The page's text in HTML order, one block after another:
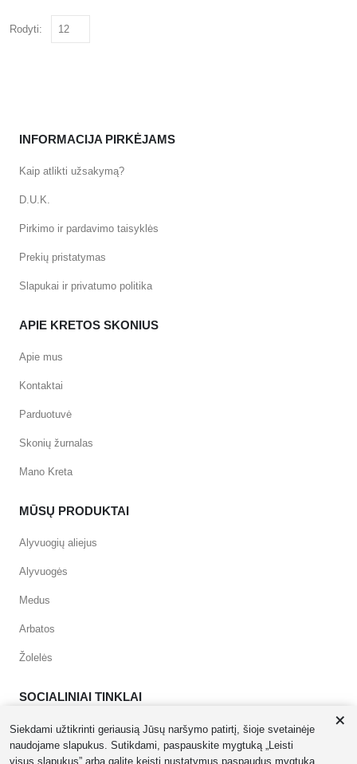
Rodyti:
INFORMACIJA PIRKĖJAMS
Kaip atlikti užsakymą?
D.U.K.
Pirkimo ir pardavimo taisyklės
Prekių pristatymas
Slapukai ir privatumo politika
APIE KRETOS SKONIUS
Apie mus
Kontaktai
Parduotuvė
Skonių žurnalas
Mano Kreta
MŪSŲ PRODUKTAI
Alyvuogių aliejus
Alyvuogės
Medus
Arbatos
Žolelės
SOCIALINIAI TINKLAI
+
Siekdami užtikrinti geriausią Jūsų naršymo patirtį, šioje svetainėje
naudojame slapukus. Sutikdami, paspauskite mygtuką „Leisti
visus slapukus” arba galite keisti nustatymus paspaudus mygtuką